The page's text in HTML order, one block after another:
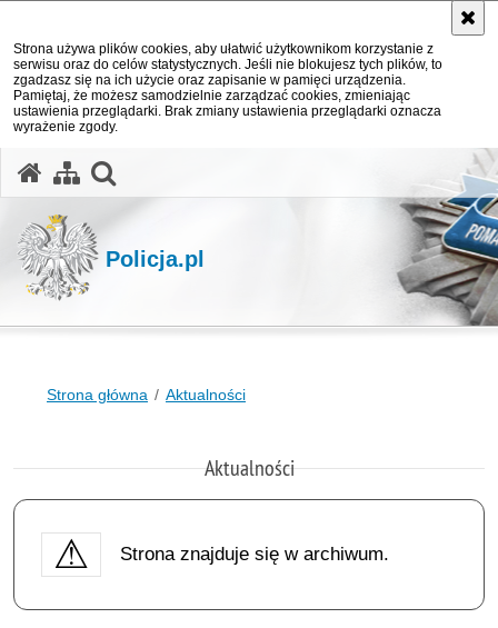
Strona używa plików cookies, aby ułatwić użytkownikom korzystanie z
serwisu oraz do celów statystycznych. Jeśli nie blokujesz tych plików, to
zgadzasz się na ich użycie oraz zapisanie w pamięci urządzenia.
Pamiętaj, że możesz samodzielnie zarządzać cookies, zmieniając
ustawienia przeglądarki. Brak zmiany ustawienia przeglądarki oznacza
wyrażenie zgody.
Policja.pl
Strona główna Aktualności
Aktualności
Strona znajduje się w archiwum.